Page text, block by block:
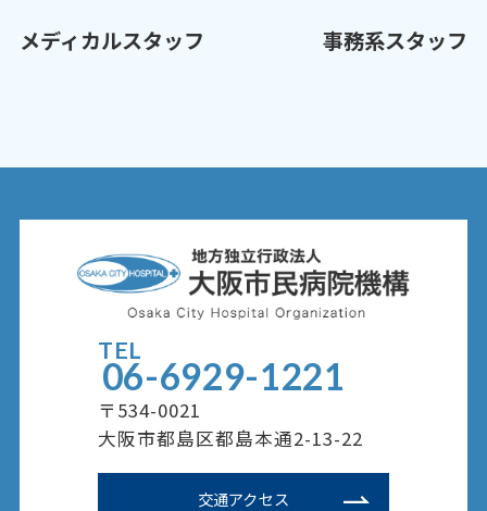
メディカルスタッフ 事務系スタッフ
TEL
06-6929-1221
〒534-0021
大阪市都島区都島本通2-13-22
交通アクセス